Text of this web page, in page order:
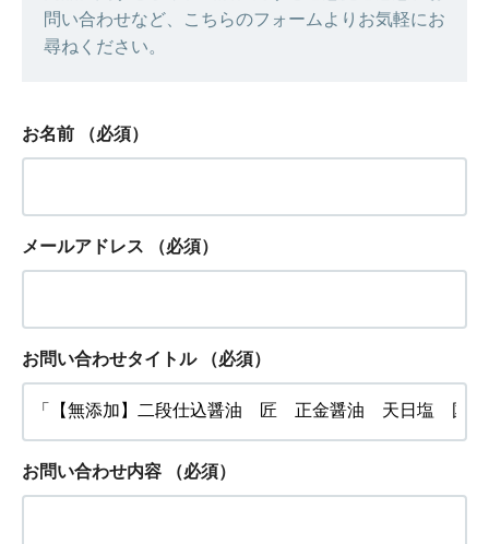
問い合わせなど、こちらのフォームよりお気軽にお
尋ねください。
お名前 （必須）
メールアドレス （必須）
お問い合わせタイトル （必須）
お問い合わせ内容 （必須）